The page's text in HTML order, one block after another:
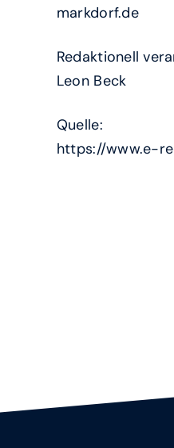
markdorf.de
Redaktionell
Leon Beck
Quelle:
https://www.e-